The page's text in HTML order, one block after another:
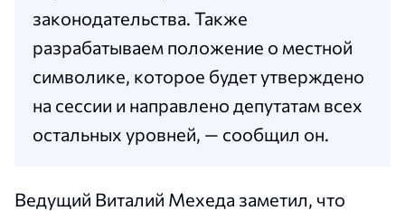
законодательства. Также
разрабатываем положение о местной
символике, которое будет утверждено
на сессии и направлено депутатам всех
остальных уровней, — сообщил он.
Ведущий Виталий Мехеда заметил, что